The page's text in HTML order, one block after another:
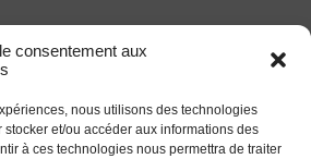
consentement aux
nous utilisons des technologies
et/ou accéder aux informations des
à ces technologies nous permettra de traiter